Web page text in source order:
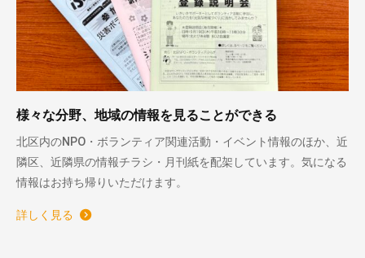
様々な分野、地域の情報を見ることができる
北区内のNPO・ボランティア関連活動・イベント情報のほか、近
隣区、近隣県の情報チラシ・月刊紙を配架しています。気になる
情報はお持ち帰りいただけます。
詳しく見る